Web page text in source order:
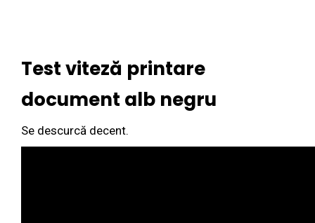
Test viteză printare
document alb negru
Se descurcă decent.